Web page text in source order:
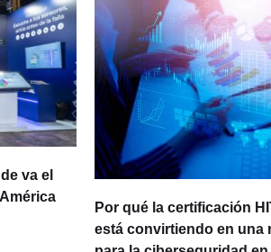
va el
Por qué la certificación
está convirtiendo en una